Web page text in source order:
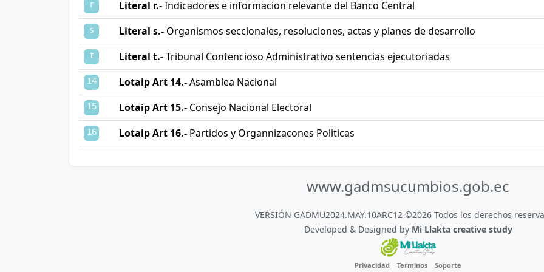
r Literal r.-Indicadores e informacion relevante del Banco Central
s Literal s.- Organismos seccionales, resoluciones, actas y planes de desarrollo
t Literal t.-Tribunal Contencioso Administrativo sentencias ejecutoriadas
14 Lotaip Art 14.-Asamblea Nacional
15 Lotaip Art 15.- Consejo Nacional Electoral
16 Lotaip Art 16.- Partidos y Organnizacones Politicas
www.gadmsucumbios.gob.ec
VERSIÓN GADMU2024.MAY.10ARC12 ©2026 Todos los derechos
Developed & Designed by Mi Llakta creative study
Privacidad Terminos Soporte